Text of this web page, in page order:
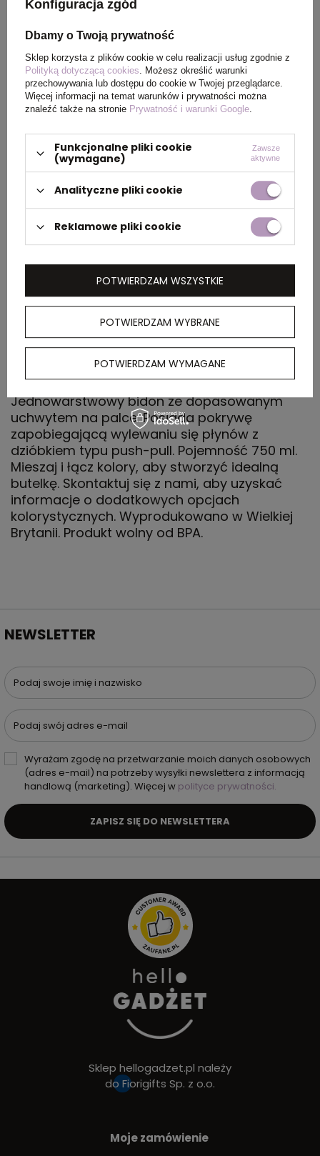
Rozmiar 23,6 x Ø 7,2 cm
Waga
produktu (g)
71
PAKOWANIE
Wymiary
kartonu
58 x 41 x 61 cm
kartonu
zewnętrznego
4,3 kg
Jednowarstwowy bidon ze dopasowanym
uchwytem na palce. Posiada pokrywę
zapobiegającą wylewaniu się płynów z
dzióbkiem typu push-pull. Pojemność 750 ml.
Mieszaj i łącz kolory, aby stworzyć idealną
butelkę. Skontaktuj się z nami, aby uzyskać
informacje o dodatkowych opcjach
kolorystycznych. Wyprodukowano w Wielkiej
Brytanii. Produkt wolny od BPA.
NEWSLETTER
Podaj swoje imię i nazwisko
Podaj swój adres e-mail
Wyrażam zgodę na przetwarzanie moich danych osobowych
(adres e-mail) na potrzeby wysyłki newslettera z informacją
handlową (marketing). Więcej w polityce prywatności.
ZAPISZ SIĘ DO NEWSLETTERA
Sklep hellogadzet.pl należy
do Fiorigifts Sp. z o.o.
Moje zamówienie
Konfiguracja zgód
Dbamy o Twoją prywatność
Sklep korzysta z plików cookie w celu realizacji usług zgodnie z
Polityką dotyczącą cookies. Możesz określić warunki
przechowywania lub dostępu do cookie w Twojej przeglądarce.
Więcej informacji na temat warunków i prywatności można
znaleźć także na stronie Prywatność i warunki Google.
Funkcjonalne pliki cookie
(wymagane)
Zawsze
aktywne
Analityczne pliki cookie
Reklamowe pliki cookie
POTWIERDZAM WYBRANE
POTWIERDZAM WYMAGANE
POTWIERDZAM WSZYSTKIE